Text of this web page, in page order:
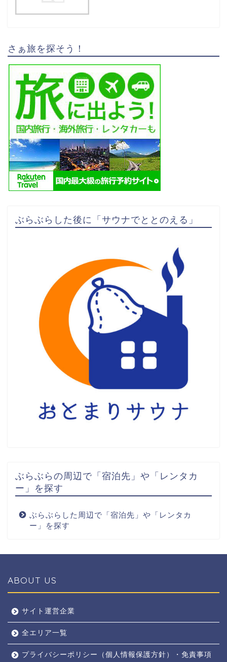
さぁ旅を探そう！
ぶらぶらした後に「サウナでととのえる」
ぶらぶらの周辺で「宿泊先」や「レンタカ
ー」を探す
ぶらぶらした周辺で「宿泊先」や「レンタカ
ー」を探す
ABOUT US
サイト運営企業
全エリア一覧
プライバシーポリシー（個人情報保護方針）・免責事項